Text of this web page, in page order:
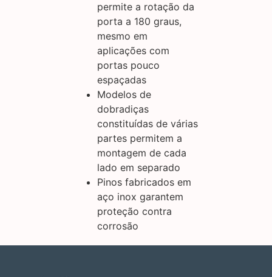
permite a rotação da
porta a 180 graus,
mesmo em
aplicações com
portas pouco
espaçadas
Modelos de
dobradiças
constituídas de várias
partes permitem a
montagem de cada
lado em separado
Pinos fabricados em
aço inox garantem
proteção contra
corrosão